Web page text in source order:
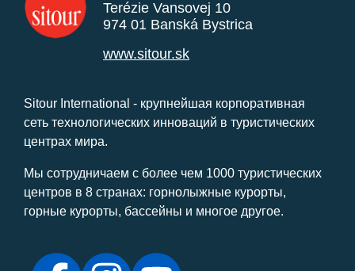
Terézie Vansovej 10
974 01 Banská Bystrica
www.sitour.sk
Sitour International - крупнейшая корпоративная
сеть технологических инноваций в туристических
центрах мира.
Мы сотрудничаем с более чем 1000 туристических
центров в 8 странах: горнолыжные курорты,
горные курорты, бассейны и многое другое.